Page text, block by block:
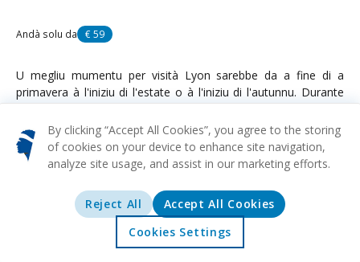
Offerte Esplurazione
Andà solu da € 59
U megliu mumentu per visità Lyon sarebbe da a fine di a
primavera à l'iniziu di l'estate o à l'iniziu di l'autunnu. Durante
sti periodi, u tempu hè mitu cun una minore probabilità di
precipitazioni. Questu rende perfettu per esplorà attrazioni
all'aperto. Inoltre, a cità ospita vari festival durante sti periodi,
rendendula un locu più vivace è piacevule per visità. Tuttavia,
lugliu è agostu ponu esse menu attrattivi per via di
temperature più alte è folle più grandi, mentre a fine di
l'autunnu è l'invernu venenu cun temperature più fresche è
un'atmosfera più tranquilla.
By clicking “Accept All Cookies”, you agree to the storing
of cookies on your device to enhance site navigation,
analyze site usage, and assist in our marketing efforts.
Reject All
Accept All Cookies
Cookies Settings